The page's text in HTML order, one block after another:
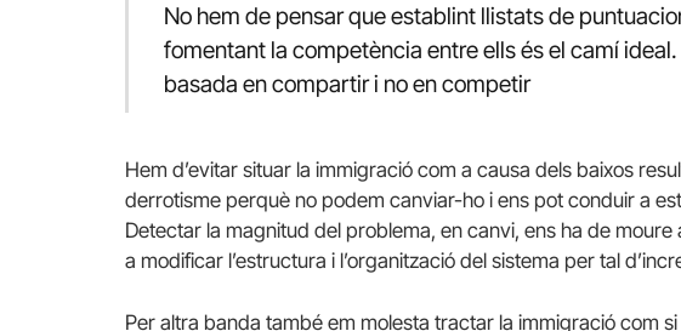
No hem de pensar que establint llistats de
fomentant la competència entre ells és el camí
basada en compartir i no en competir
Hem d’evitar situar la immigració com a causa dels baixos
derrotisme perquè no podem canviar-ho i ens pot conduir a
Detectar la magnitud del problema, en canvi, ens ha de
a modificar l’estructura i l’organització del sistema per tal
Per altra banda també em molesta tractar la immigració com